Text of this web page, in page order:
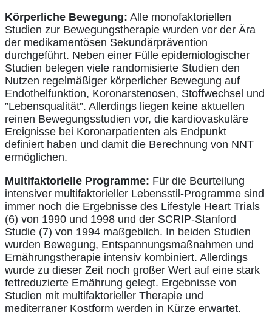
Körperliche Bewegung: Alle monofaktoriellen
Studien zur Bewegungstherapie wurden vor der Ära
der medikamentösen Sekundärprävention
durchgeführt. Neben einer Fülle epidemiologischer
Studien belegen viele randomisierte Studien den
Nutzen regelmäßiger körperlicher Bewegung auf
Endothelfunktion, Koronarstenosen, Stoffwechsel und
”Lebensqualität”. Allerdings liegen keine aktuellen
reinen Bewegungsstudien vor, die kardiovaskuläre
Ereignisse bei Koronarpatienten als Endpunkt
definiert haben und damit die Berechnung von NNT
ermöglichen.
Multifaktorielle Programme: Für die Beurteilung
intensiver multifaktorieller Lebensstil-Programme sind
immer noch die Ergebnisse des Lifestyle Heart Trials
(6) von 1990 und 1998 und der SCRIP-Stanford
Studie (7) von 1994 maßgeblich. In beiden Studien
wurden Bewegung, Entspannungsmaßnahmen und
Ernährungstherapie intensiv kombiniert. Allerdings
wurde zu dieser Zeit noch großer Wert auf eine stark
fettreduzierte Ernährung gelegt. Ergebnisse von
Studien mit multifaktorieller Therapie und
mediterraner Kostform werden in Kürze erwartet.